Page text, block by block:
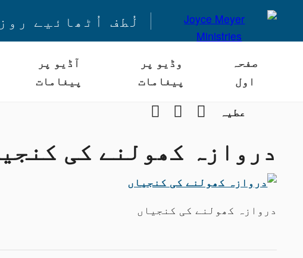
لُطف اُٹھائیے
صفحہ
اول
وڈیو پر
پیغامات
آڈیو پر
پیغامات
عطیہ Facebook
YouTube
دروازہ کھولنے کی
دروازہ کھولنے کی کنجیاں